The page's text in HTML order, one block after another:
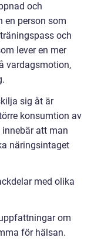
och
en person som
och
lever en mer
vardagsmotion,
sig åt är
konsumtion av
att man
näringsintaget
med olika
om
för hälsan.